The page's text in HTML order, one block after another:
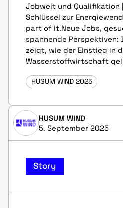
Jobwelt und Qualifikation
Schlüssel zur
part of it.Neue Jobs,
spannende Perspektiven:
zeigt, wie der Einstieg in
Wasserstoffwirtschaft
HUSUM WIND 2025
HUSUM WIND
5. September 2025
Story